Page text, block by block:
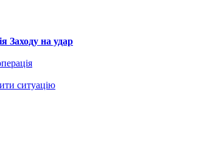
Заходу на удар
ситуацію